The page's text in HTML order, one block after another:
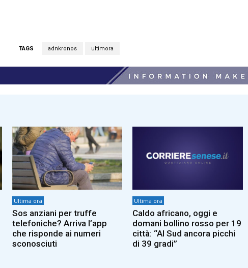
TAGS adnkronos ultimora
Ultima ora
Sos anziani per truffe
telefoniche? Arriva l’app
che risponde ai numeri
sconosciuti
Ultima ora
Caldo africano, oggi e
domani bollino rosso per 19
città: “Al Sud ancora picchi
di 39 gradi”